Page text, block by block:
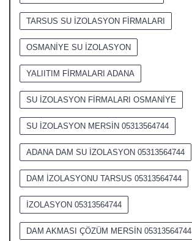
TARSUS SU İZOLASYON FİRMALARI
OSMANİYE SU İZOLASYON
YALIITIM FİRMALARI ADANA
SU İZOLASYON FİRMALARI OSMANİYE
SU İZOLASYON MERSİN 05313564744
ADANA DAM SU İZOLASYON 05313564744
DAM İZOLASYONU TARSUS 05313564744
İZOLASYON 05313564744
DAM AKMASI ÇÖZÜM MERSİN 05313564744